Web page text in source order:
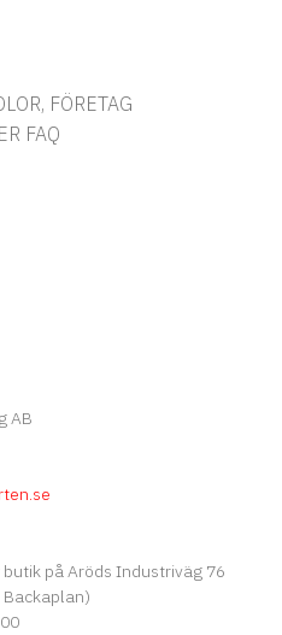
FÖRETAG
FAQ
AB
på Aröds Industriväg 76